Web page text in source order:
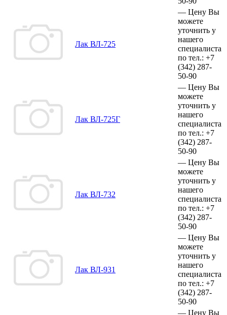
Лак ВЛ-725
— Цену Вы
можете
уточнить у
нашего
специалиста
по тел.: +7
(342) 287-
50-90
Лак ВЛ-725Г
— Цену Вы
можете
уточнить у
нашего
специалиста
по тел.: +7
(342) 287-
50-90
Лак ВЛ-732
— Цену Вы
можете
уточнить у
нашего
специалиста
по тел.: +7
(342) 287-
50-90
Лак ВЛ-931
— Цену Вы
можете
уточнить у
нашего
специалиста
по тел.: +7
(342) 287-
50-90
— Цену Вы